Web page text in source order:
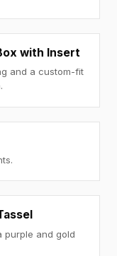
with Insert
and a custom-fit
purple and gold